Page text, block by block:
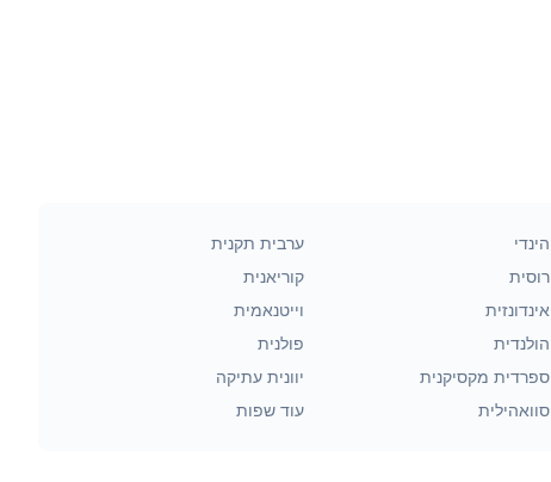
הינדי
ערבית תקנית
רוסית
קוריאנית
אינדונזית
וייטנאמית
הולנדית
פולנית
ספרדית מקסיקנית
יוונית עתיקה
סוואהילית עוד שפות